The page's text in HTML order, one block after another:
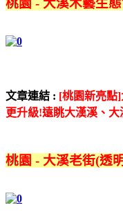
桃園 - 大溪木藝生
文章連結 : [桃園新亮點
更升級!遠眺大漢溪、
桃園 - 大溪老街(透